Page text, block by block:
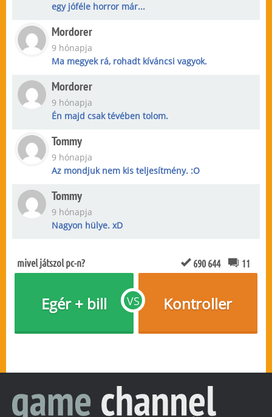
egy jóféle horror már...
Mordorer
9 hónapja
Ma megyek rá, rohadt kíváncsi vagyok.
Mordorer
9 hónapja
Én majd csak tévében tolom.
Tommy
9 hónapja
Az mondjuk nem kis teljesítmény. :O
Tommy
9 hónapja
Nagyon hülye. xD
mivel játszol pc-n? 690 644 11
VS
Egér + bill Kontroller